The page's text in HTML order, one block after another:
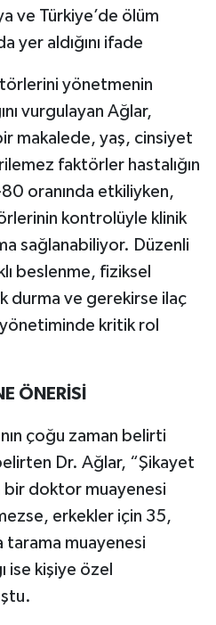
ve Türkiye’de ölüm
yer aldığını ifade
yönetmenin
vurgulayan Ağlar,
makalede, yaş, cinsiyet
faktörler hastalığın
oranında etkiliyken,
kontrolüyle klinik
sağlanabiliyor. Düzenli
beslenme, fiziksel
durma ve gerekirse ilaç
kritik rol
ÖNERİSİ
çoğu zaman belirti
Dr. Ağlar, “Şikayet
bir doktor muayenesi
erkekler için 35,
tarama muayenesi
ise kişiye özel